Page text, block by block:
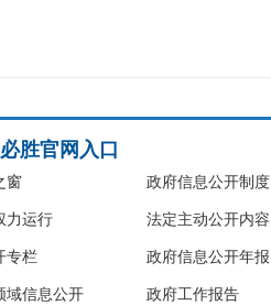
胜官网入口
窗
力运行
专栏
域信息公开
政府信息公开制度
法定主动公开内容
政府信息公开年报
政府工作报告